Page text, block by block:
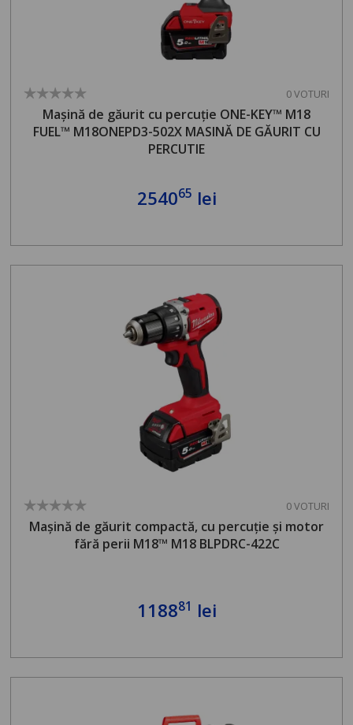
0 VOTURI
Mașină de găurit cu percuție ONE-KEY™ M18
FUEL™ M18ONEPD3-502X MASINĂ DE GĂURIT CU
PERCUTIE
254065 lei
0 VOTURI
Mașină de găurit compactă, cu percuție și motor
fără perii M18™ M18 BLPDRC-422C
118881 lei